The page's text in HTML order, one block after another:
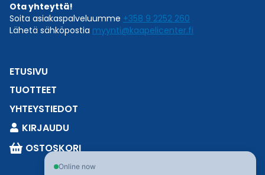
Ota yhteyttä!
Soita asiakaspalveluumme +358 9 2252 260
Lähetä sähköpostia myynti@kaapelicenter.fi
ETUSIVU
TUOTTEET
YHTEYSTIEDOT
KIRJAUDU
OSTOSKORI
Online now